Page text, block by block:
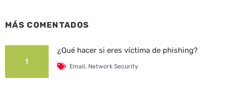
MÁS COMENTADOS
1
¿Qué hacer si eres víctima de phishing?
Email, Network Security